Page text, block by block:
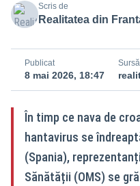
Scris de
Realitatea din
Publicat
8 mai 2026, 18:47
Sursă
În timp ce nava de
hantavirus se
(Spania),
Sănătății (OMS) se